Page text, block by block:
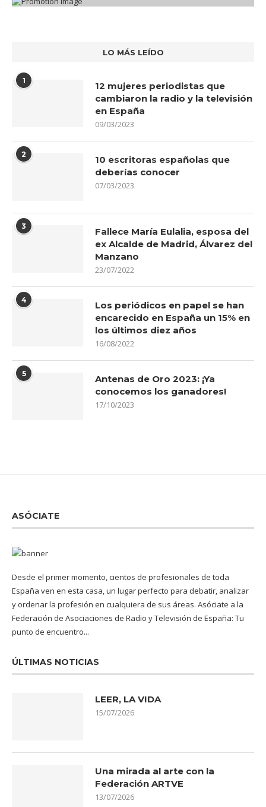
LO MÁS LEÍDO
1
12 mujeres periodistas que
cambiaron la radio y la televisión
en España
09/03/2023
2
10 escritoras españolas que
deberías conocer
07/03/2023
3
Fallece María Eulalia, esposa del
ex Alcalde de Madrid, Álvarez del
Manzano
23/07/2022
4
Los periódicos en papel se han
encarecido en España un 15% en
los últimos diez años
16/08/2022
5
Antenas de Oro 2023: ¡Ya
conocemos los ganadores!
17/10/2023
ASÓCIATE
Desde el primer momento, cientos de profesionales de toda
España ven en esta casa, un lugar perfecto para debatir, analizar
y ordenar la profesión en cualquiera de sus áreas. Asóciate a la
Federación de Asociaciones de Radio y Televisión de España: Tu
punto de encuentro...
ÚLTIMAS NOTICIAS
LEER, LA VIDA
15/07/2026
Una mirada al arte con la
Federación ARTVE
13/07/2026